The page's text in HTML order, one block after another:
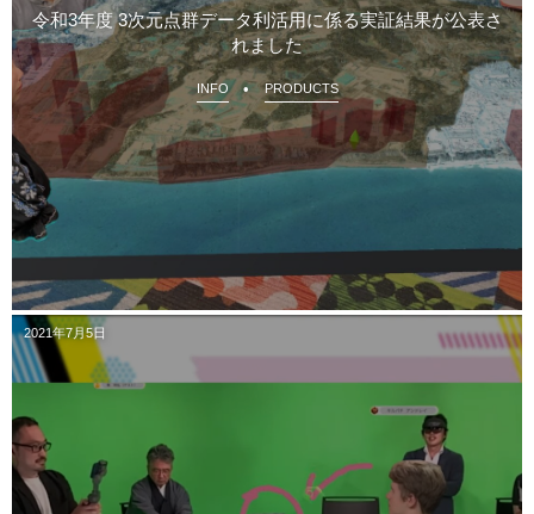
令和3年度 3次元点群データ利活用に係る実証結果が公表さ
れました
INFO PRODUCTS
2021年7月5日